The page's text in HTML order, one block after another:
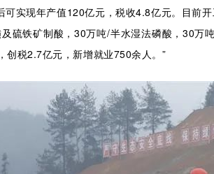
可实现年产值120亿元，税收4.8亿元。目前
硫铁矿制酸，30万吨/半水湿法磷酸，30万
创税2.7亿元，新增就业750余人。”